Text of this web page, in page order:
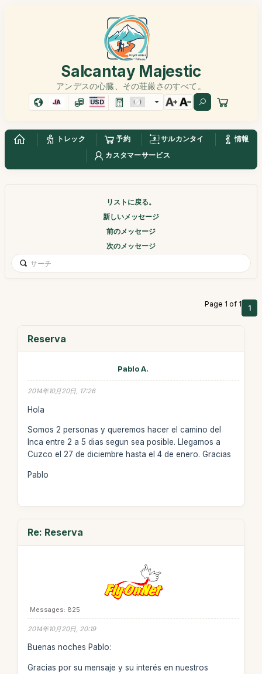
Salcantay Majestic
アンデスの心臓、その荘厳さのすべて。
JA USD
トレック 予約 サルカンタイ
情報
カスタマーサービス
リストに戻る。
新しいメッセージ
前のメッセージ
次のメッセージ
Page 1 of 1 1
Reserva
Pablo A.
2014年10月20日, 17:26
Hola
Somos 2 personas y queremos hacer el camino del
Inca entre 2 a 5 dias segun sea posible. Llegamos a
Cuzco el 27 de diciembre hasta el 4 de enero. Gracias
Pablo
Re: Reserva
Messages: 825
2014年10月20日, 20:19
Buenas noches Pablo:
Gracias por su mensaje y su interés en nuestros